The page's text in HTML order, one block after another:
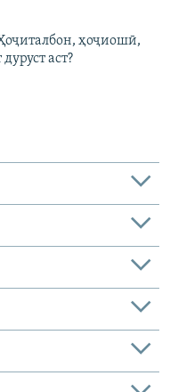
ҳоҷиошӣ,
аст?